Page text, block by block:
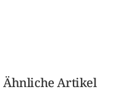
Ähnliche Artikel